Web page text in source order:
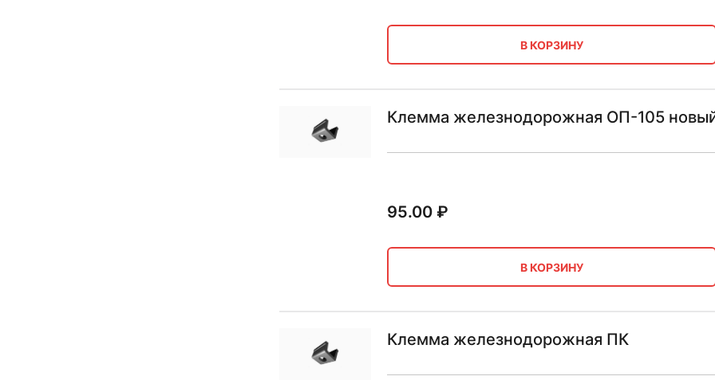
В КОРЗИНУ
Клемма железнодорожная ОП-105
95.00₽
В КОРЗИНУ
Клемма железнодорожная ПК